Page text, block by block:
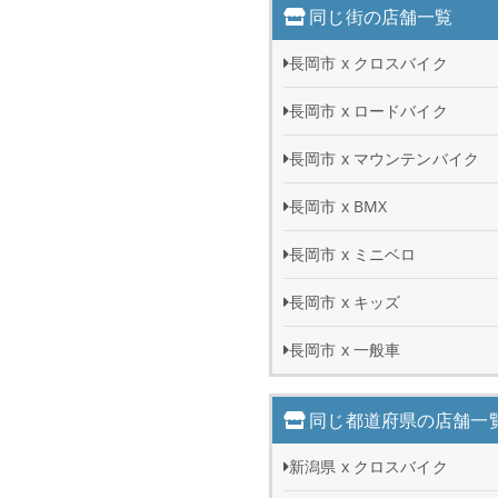
同じ街の店舗一覧
長岡市 x クロスバイク
長岡市 x ロードバイク
長岡市 x マウンテンバイク
長岡市 x BMX
長岡市 x ミニベロ
長岡市 x キッズ
長岡市 x 一般車
同じ都道府県の店舗一
新潟県 x クロスバイク